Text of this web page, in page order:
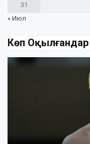
31
« Июл
Көп Оқылғандар